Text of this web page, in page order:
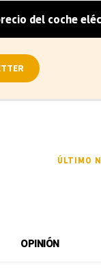
eléctrico
ÚLTIMO
OPINIÓN